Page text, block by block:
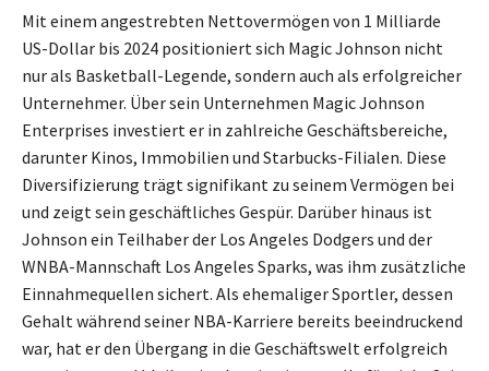
Mit einem angestrebten Nettovermögen von 1 Milliarde
US-Dollar bis 2024 positioniert sich Magic Johnson nicht
nur als Basketball-Legende, sondern auch als erfolgreicher
Unternehmer. Über sein Unternehmen Magic Johnson
Enterprises investiert er in zahlreiche Geschäftsbereiche,
darunter Kinos, Immobilien und Starbucks-Filialen. Diese
Diversifizierung trägt signifikant zu seinem Vermögen bei
und zeigt sein geschäftliches Gespür. Darüber hinaus ist
Johnson ein Teilhaber der Los Angeles Dodgers und der
WNBA-Mannschaft Los Angeles Sparks, was ihm zusätzliche
Einnahmequellen sichert. Als ehemaliger Sportler, dessen
Gehalt während seiner NBA-Karriere bereits beeindruckend
war, hat er den Übergang in die Geschäftswelt erfolgreich